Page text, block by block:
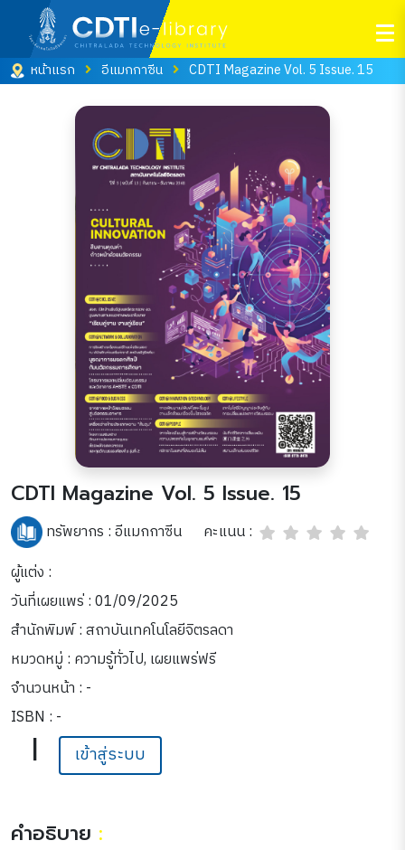
หน้าแรก อีแมกกาซีน CDTI Magazine Vol. 5 Issue. 15
CDTI Magazine Vol. 5 Issue. 15
ทรัพยากร :อีแมกกาซีน
คะแนน :
ผู้แต่ง :
วันที่เผยแพร่ : 01/09/2025
สำนักพิมพ์ : สถาบันเทคโนโลยีจิตรลดา
หมวดหมู่ : ความรู้ทั่วไป, เผยแพร่ฟรี
จำนวนหน้า : -
ISBN : -
| เข้าสู่ระบบ
คำอธิบาย :